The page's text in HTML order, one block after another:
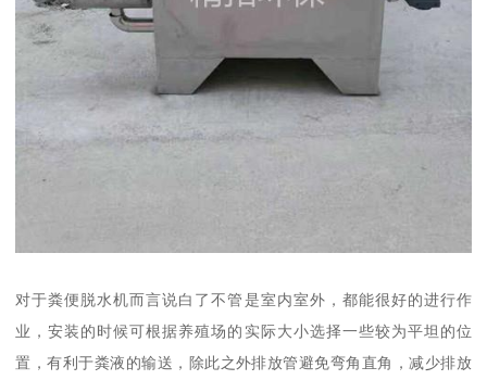
对于粪便脱水机而言说白了不管是室内室外，都能很好的进行作
业，安装的时候可根据养殖场的实际大小选择一些较为平坦的位
置，有利于粪液的输送，除此之外排放管避免弯角直角，减少排放